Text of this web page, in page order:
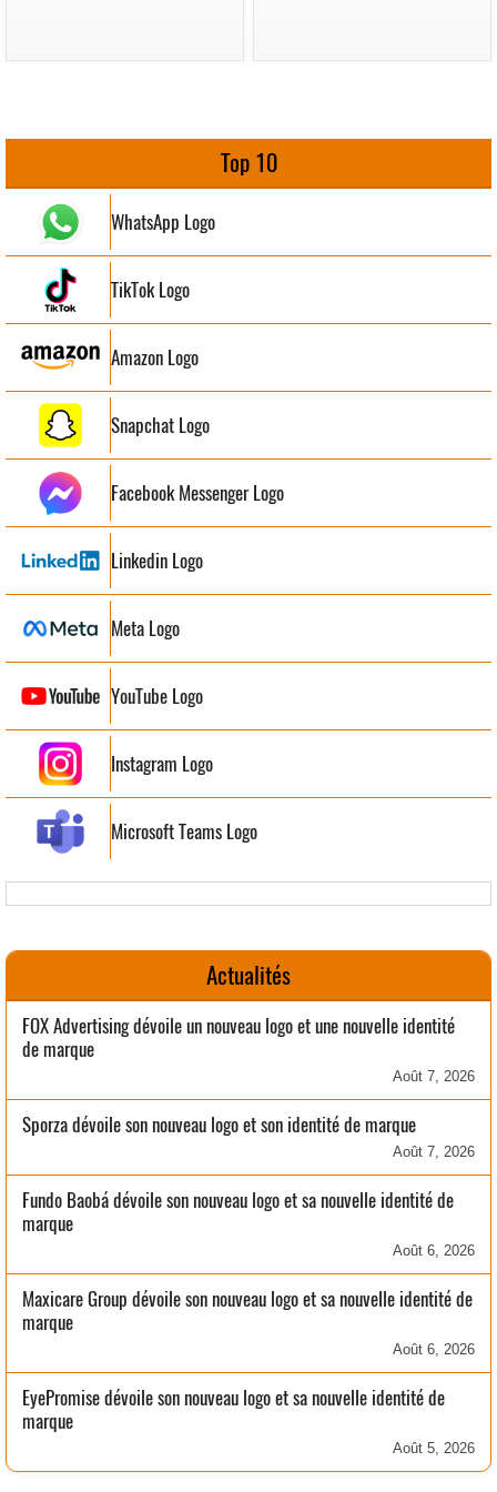
Top 10
WhatsApp Logo
TikTok Logo
Amazon Logo
Snapchat Logo
Facebook Messenger Logo
Linkedin Logo
Meta Logo
YouTube Logo
Instagram Logo
Microsoft Teams Logo
Actualités
FOX Advertising dévoile un nouveau logo et une nouvelle identité
de marque
Août 7, 2026
Sporza dévoile son nouveau logo et son identité de marque
Août 7, 2026
Fundo Baobá dévoile son nouveau logo et sa nouvelle identité de
marque
Août 6, 2026
Maxicare Group dévoile son nouveau logo et sa nouvelle identité de
marque
Août 6, 2026
EyePromise dévoile son nouveau logo et sa nouvelle identité de
marque
Août 5, 2026